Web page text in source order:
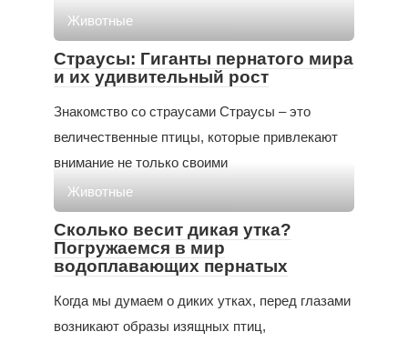
Животные
Страусы: Гиганты пернатого мира
и их удивительный рост
Знакомство со страусами Страусы – это
величественные птицы, которые привлекают
внимание не только своими
Животные
Сколько весит дикая утка?
Погружаемся в мир
водоплавающих пернатых
Когда мы думаем о диких утках, перед глазами
возникают образы изящных птиц,